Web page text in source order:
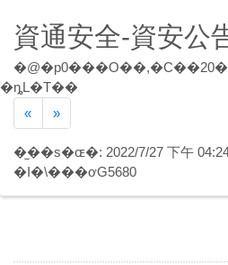
資通安全-資安公
�@�p0���O��,�C��20
�ȵL�T��
«Previous
»Next
�̫��s�ɶ�: 2022/7/27 下午
�I�\���ơG5680